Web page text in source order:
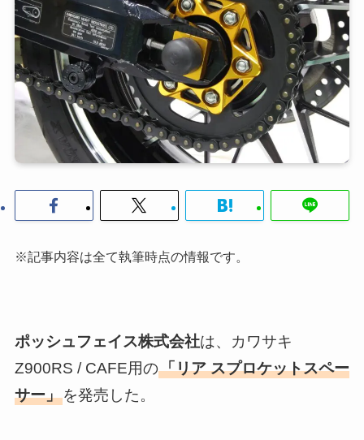
※記事内容は全て執筆時点の情報です。
ポッシュフェイス株式会社は、カワサキ
Z900RS / CAFE用の「リア スプロケットスペー
サー」を発売した。